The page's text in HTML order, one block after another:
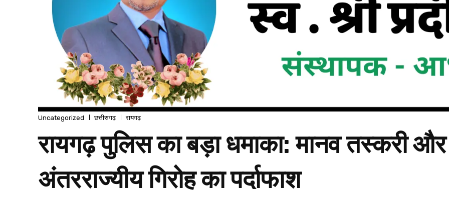
Uncategorized छत्तीसगढ़ रायगढ़
रायगढ़ पुलिस का बड़ा धमाका: मानव तस्करी और
अंतरराज्यीय गिरोह का पर्दाफाश